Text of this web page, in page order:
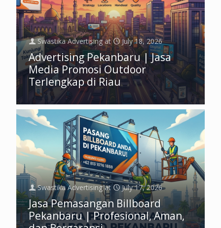
Swastika Advertising at July 18, 2026
Advertising Pekanbaru | Jasa
Media Promosi Outdoor
Terlengkap di Riau
Swastika Advertising at July 17, 2026
Jasa Pemasangan Billboard
Pekanbaru | Profesional, Aman,